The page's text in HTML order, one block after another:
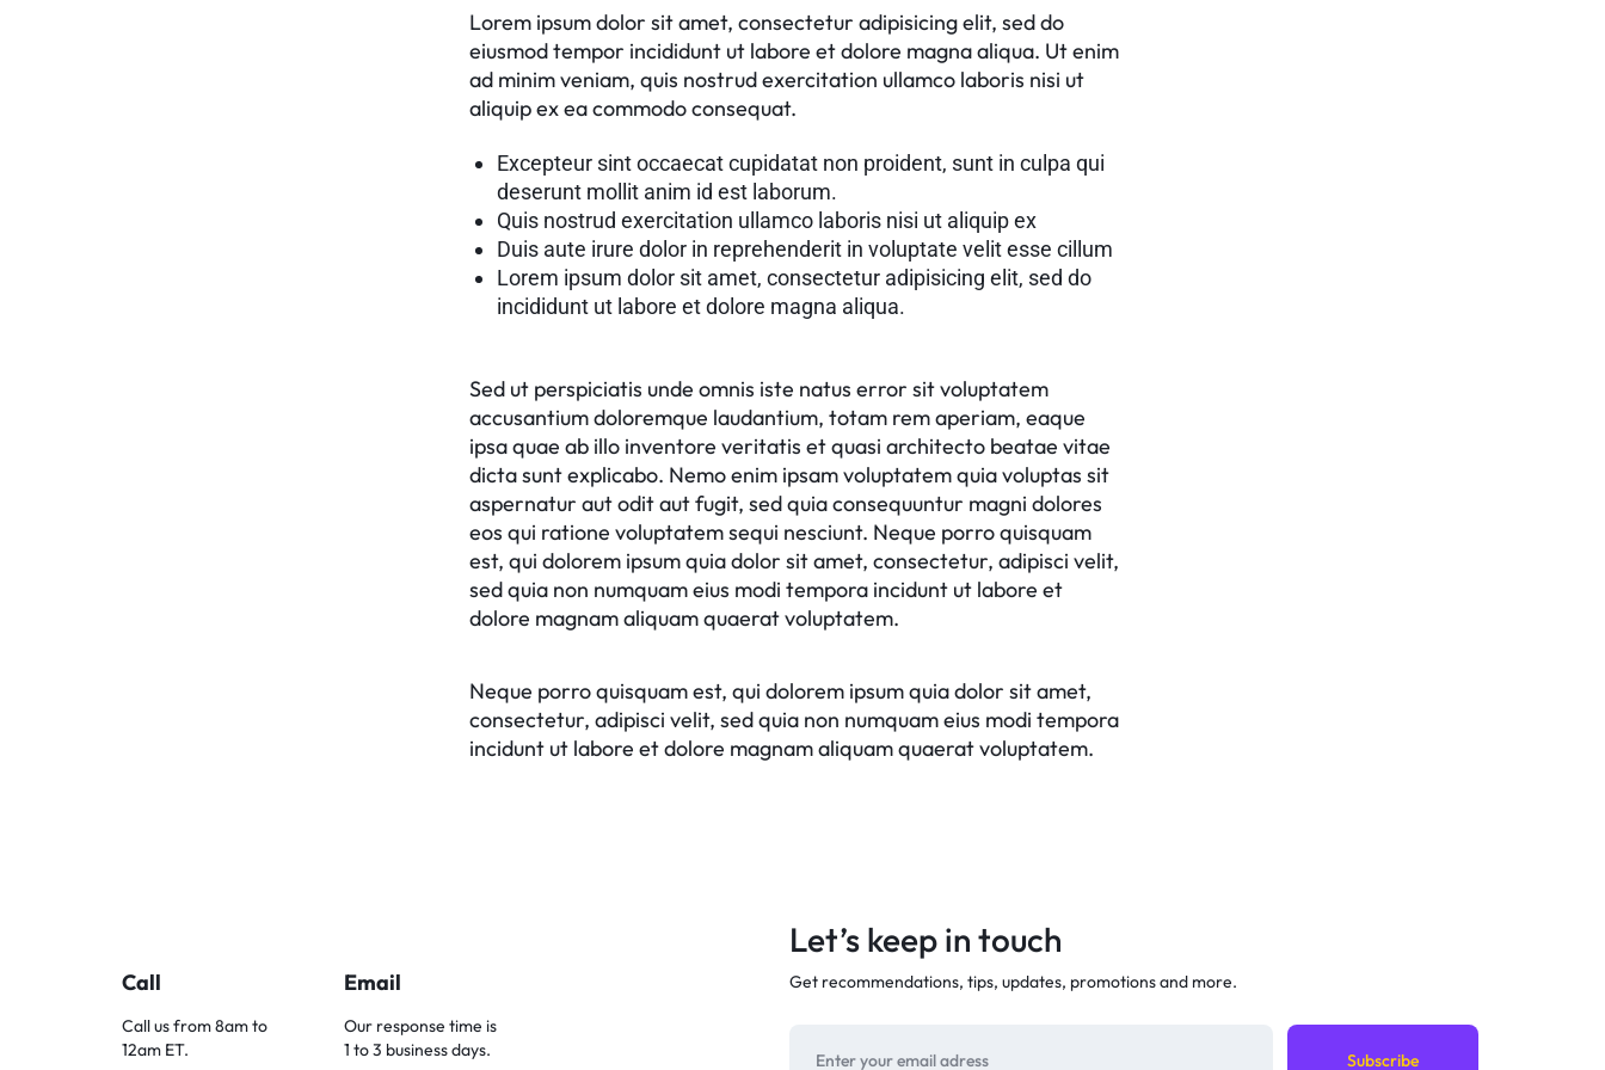
Lorem ipsum dolor sit amet, consectetur adipisicing elit, sed do
eiusmod tempor incididunt ut labore et dolore magna aliqua. Ut enim
ad minim veniam, quis nostrud exercitation ullamco laboris nisi ut
aliquip ex ea commodo consequat.
Excepteur sint occaecat cupidatat non proident, sunt in culpa qui
deserunt mollit anim id est laborum.
Quis nostrud exercitation ullamco laboris nisi ut aliquip ex
Duis aute irure dolor in reprehenderit in voluptate velit esse cillum
Lorem ipsum dolor sit amet, consectetur adipisicing elit, sed do
incididunt ut labore et dolore magna aliqua.
Sed ut perspiciatis unde omnis iste natus error sit voluptatem
accusantium doloremque laudantium, totam rem aperiam, eaque
ipsa quae ab illo inventore veritatis et quasi architecto beatae vitae
dicta sunt explicabo. Nemo enim ipsam voluptatem quia voluptas sit
aspernatur aut odit aut fugit, sed quia consequuntur magni dolores
eos qui ratione voluptatem sequi nesciunt. Neque porro quisquam
est, qui dolorem ipsum quia dolor sit amet, consectetur, adipisci velit,
sed quia non numquam eius modi tempora incidunt ut labore et
dolore magnam aliquam quaerat voluptatem.
Neque porro quisquam est, qui dolorem ipsum quia dolor sit amet,
consectetur, adipisci velit, sed quia non numquam eius modi tempora
incidunt ut labore et dolore magnam aliquam quaerat voluptatem.
Call
Call us from 8am to
12am ET.
Email
Our response time is
1 to 3 business days.
Let’s keep in touch
Get recommendations, tips, updates, promotions and more.